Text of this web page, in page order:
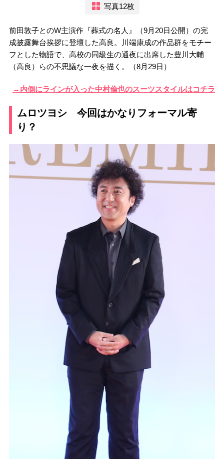
写真12枚
前田敦子とのW主演作『葬式の名人』（9月20日公開）の完
成披露舞台挨拶に登壇した高良。川端康成の作品群をモチー
フとした物語で、高校の同級生の通夜に出席した豊川大輔
（高良）らの不思議な一夜を描く。（8月29日）
→内側にラインが入った中村倫也のスーツスタイルはコチラ
ムロツヨシ 今回はかなりフォーマル寄
り？